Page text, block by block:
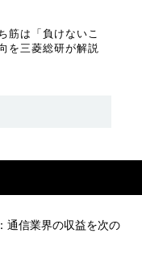
筋は「負けないこ
を三菱総研が解説
通信業界の収益を次の